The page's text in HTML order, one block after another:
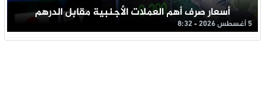
أسعار صرف أهم العملات الأجنبية مقابل الدرهم
5 أغسطس 2026 - 8:32